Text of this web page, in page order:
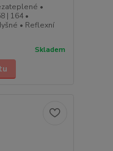
•
| 164 •
• Reflexní
Skladem